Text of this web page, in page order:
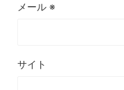
メール ※
サイト